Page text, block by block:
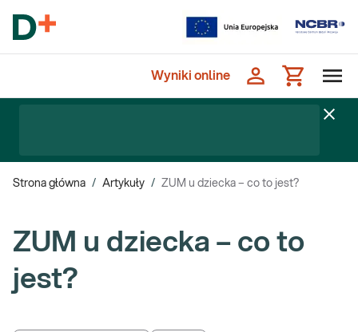
Wyniki online
Strona główna / Artykuły / ZUM u dziecka – co to jest?
ZUM u dziecka – co to
jest?